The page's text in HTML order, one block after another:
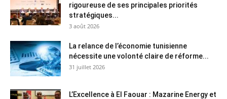
rigoureuse de ses principales priorités
stratégiques...
3 août 2026
La relance de l’économie tunisienne
nécessite une volonté claire de réforme...
31 juillet 2026
L’Excellence à El Faouar : Mazarine Energy et